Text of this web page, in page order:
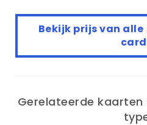
Bekijk prijs van alle
Gerelateerde kaarten